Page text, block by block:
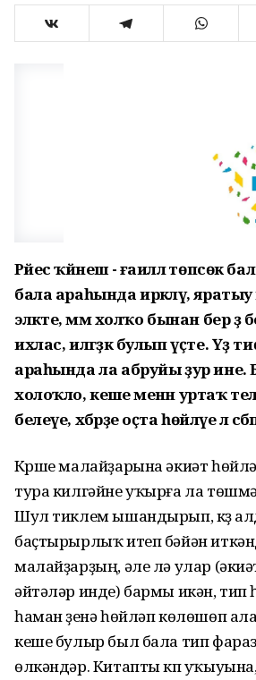
Рәйес ҡәйнеш - ғаиләлә төпсөк
бала араһында иркәләү,
эләкте, әммә холҡо бынан бер
ихлас, илгәҙәк булып үҫте. Үҙ
араһында ла абруйы ҙур
холоҡло, кеше менән уртаҡ
белеүе, хәбәрҙе оҫта һөйләүе лә
Күрше малайҙарына әкиәт
тура килгәйне уҡырға ла
Шул тиклем ышандырып, күҙ
баҫтырырлыҡ итеп бәйән
малайҙарҙың, әле лә улар
әйтәләр инде) бармы икән, тип
һаман үҙенә һөйләп көлөшөп
кеше булыр был бала тип
өлкәндәр. Китапты күп уҡыуына,